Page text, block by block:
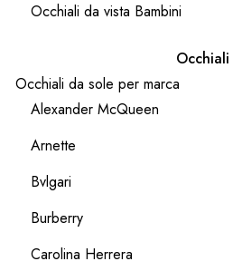
Occhiali da vista Bambini
Occhiali da sole per marca
Alexander McQueen
Arnette
Bvlgari
Burberry
Carolina Herrera